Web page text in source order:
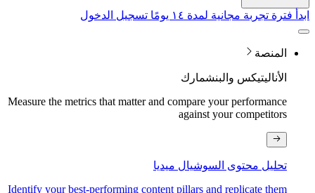
ابدأ فترة تجربة مجانية لمدة ١٤ يومًا تسجيل الدخول
المنصة
الأناليتيكس والبنشمارك
Measure the metrics that matter and compare your performance
against your competitors
تحليل محتوى السوشيال ميديا
Identify your best-performing content pillars and replicate them